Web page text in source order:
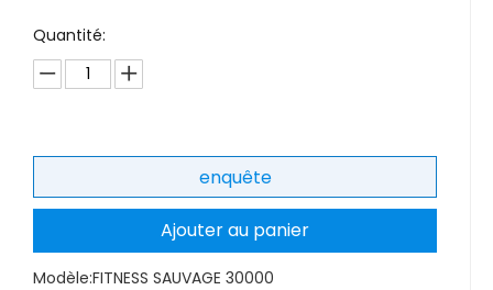
Quantité:
enquête
Ajouter au panier
Modèle:FITNESS SAUVAGE 30000